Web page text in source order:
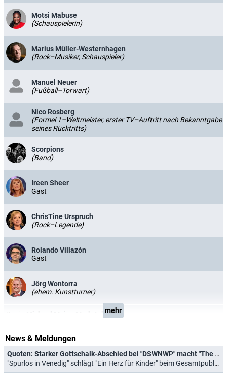
Motsi Mabuse
(Schauspielerin)
Marius Müller-Westernhagen
(Rock–Musiker, Schauspieler)
Manuel Neuer
(Fußball–Torwart)
Nico Rosberg
(Formel 1–Weltmeister, erster TV–Auftritt nach Bekanntgabe
seines Rücktritts)
Scorpions
(Band)
Ireen Sheer
Gast
ChrisTine Urspruch
(Rock–Legende)
Rolando Villazón
Gast
Jörg Wontorra
(ehem. Kunstturner)
Mark Achterberg
mehr
News & Meldungen
Quoten: Starker Gottschalk-Abschied bei "DSWNWP" macht "The Masked Singer" zu schaffen
"Spurlos in Venedig" schlägt "Ein Herz für Kinder" beim Gesamtpublikum (07.12.2025)